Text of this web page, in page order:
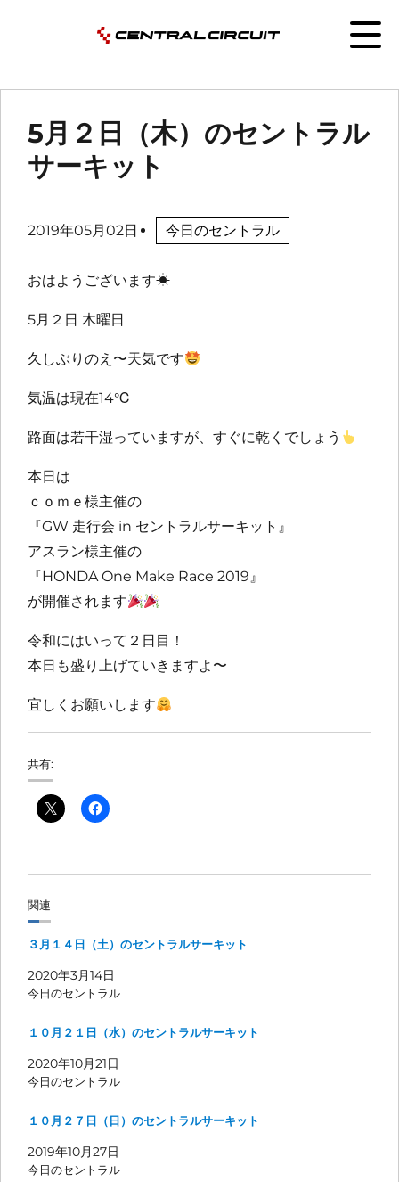
5月２日（木）のセントラル
サーキット
2019年05月02日 今日のセントラル
おはようございます☀
5月２日 木曜日
久しぶりのえ〜天気です
気温は現在14℃
路面は若干湿っていますが、すぐに乾くでしょう
本日は
ｃｏｍｅ様主催の
『GW 走行会 in セントラルサーキット』
アスラン様主催の
『HONDA One Make Race 2019』
が開催されます
令和にはいって２日目！
本日も盛り上げていきますよ〜
宜しくお願いします
共有:
関連
３月１４日（土）のセントラルサーキット
2020年3月14日
今日のセントラル
１０月２１日（水）のセントラルサーキット
2020年10月21日
今日のセントラル
１０月２７日（日）のセントラルサーキット
2019年10月27日
今日のセントラル